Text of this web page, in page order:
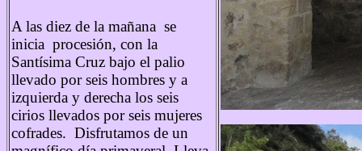
A las diez de la mañana se
inicia procesión, con la
Santísima Cruz bajo el palio
llevado por seis hombres y a
izquierda y derecha los seis
cirios llevados por seis mujeres
cofrades. Disfrutamos de un